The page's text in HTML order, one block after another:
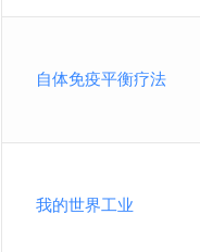
自体免疫平衡疗法
我的世界工业